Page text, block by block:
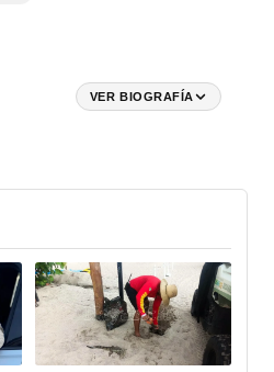
VER BIOGRAFÍA